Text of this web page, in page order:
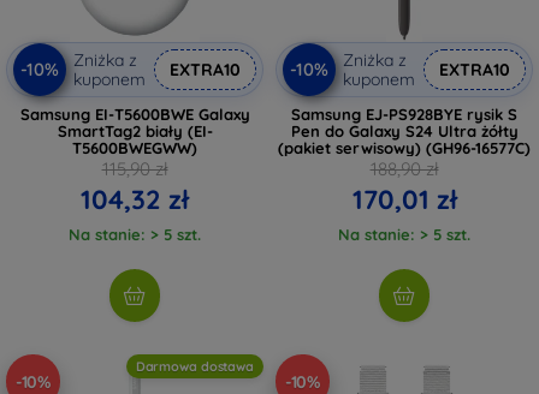
-10%
Zniżka z
kuponem
EXTRA10
Samsung EI-T5600BWE Galaxy
SmartTag2 biały (EI-
T5600BWEGWW)
115,90 zł
104,32 zł
Na stanie: > 5 szt.
-10%
Zniżka z
kuponem
EXTRA10
Samsung EJ-PS928BYE rysik S
Pen do Galaxy S24 Ultra żółty
(pakiet serwisowy) (GH96-16577C)
188,90 zł
170,01 zł
Na stanie: > 5 szt.
-10%
Darmowa dostawa
-10%